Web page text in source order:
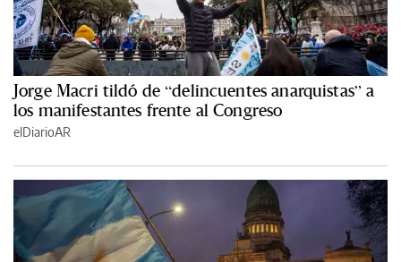
Jorge Macri tildó de “delincuentes anarquistas” a
los manifestantes frente al Congreso
elDiarioAR